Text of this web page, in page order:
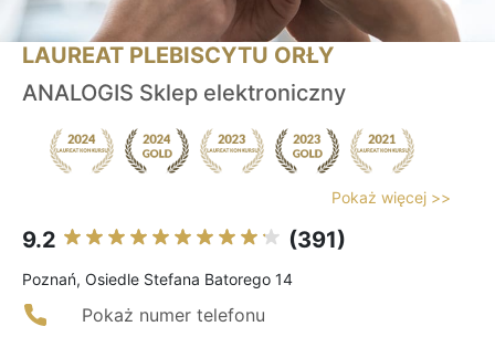
LAUREAT PLEBISCYTU ORŁY
ANALOGIS Sklep elektroniczny
Pokaż więcej >>
9.2 (391)
Poznań, Osiedle Stefana Batorego 14
Pokaż numer telefonu